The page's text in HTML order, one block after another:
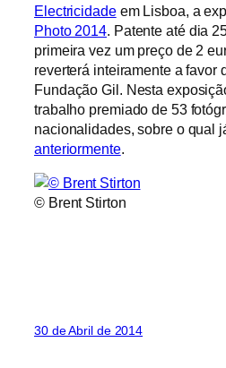
Electricidadeem Lisboa, a
Photo 2014 . Patente até dia
primeira vez um preço de 2
reverterá inteiramente a favor
Fundação Gil. Nesta
trabalho premiado de 53
nacionalidades, sobre o qual
anteriormente.
© Brent Stirton
30 de Abril de 2014